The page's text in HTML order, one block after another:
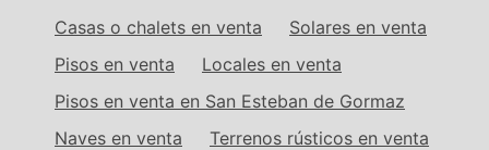
Casas o chalets en venta
Solares en venta
Pisos en venta
Locales en venta
Pisos en venta en San Esteban de Gormaz
Naves en venta
Terrenos rústicos en venta